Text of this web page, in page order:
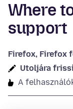
Where
support
Firefox, Firefox
Utoljára
A